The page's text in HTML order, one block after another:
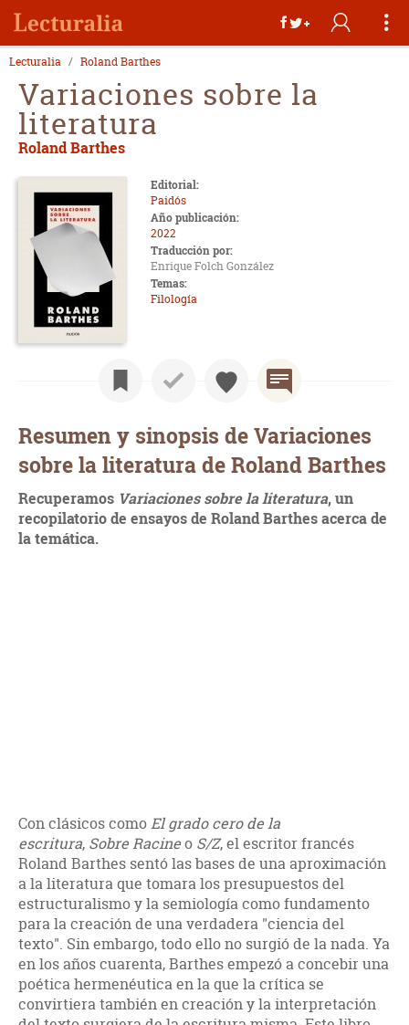
Lecturalia Roland Barthes
Variaciones sobre la
literatura
Roland Barthes
Editorial:
Paidós
Año publicación:
2022
Traducción por:
Enrique Folch González
Temas:
Filología
Resumen y sinopsis de Variaciones
sobre la literatura de Roland Barthes
Recuperamos Variaciones sobre la literatura, un
recopilatorio de ensayos de Roland Barthes acerca de
la temática.
Con clásicos comoEl grado cero de la
escritura, Sobre Racineo S/Z, el escritor francés
Roland Barthes sentó las bases de una aproximación
a la literatura que tomara los presupuestos del
estructuralismo y la semiología como fundamento
para la creación de una verdadera "ciencia del
texto". Sin embargo, todo ello no surgió de la nada. Ya
en los años cuarenta, Barthes empezó a concebir una
poética hermenéutica en la que la crítica se
convirtiera también en creación y la interpretación